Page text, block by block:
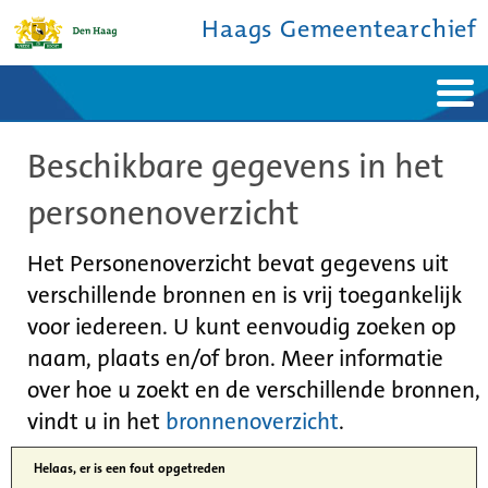
Haags Gemeentearchief
Ontdek de stad
De studiezaal
Bronnen en collecties
Contact
Beschikbare gegevens in het
personenoverzicht
Het Personenoverzicht bevat gegevens uit
verschillende bronnen en is vrij toegankelijk
voor iedereen. U kunt eenvoudig zoeken op
naam, plaats en/of bron. Meer informatie
over hoe u zoekt en de verschillende bronnen,
vindt u in het bronnenoverzicht.
Helaas, er is een fout opgetreden